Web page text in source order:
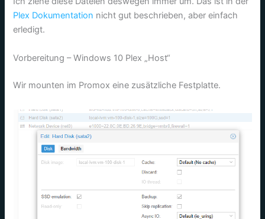
Plex Dokumentation nicht gut beschrieben, aber einfach
erledigt.
Vorbereitung – Windows 10 Plex „Host“
Wir mounten im Promox eine zusätzliche Festplatte.